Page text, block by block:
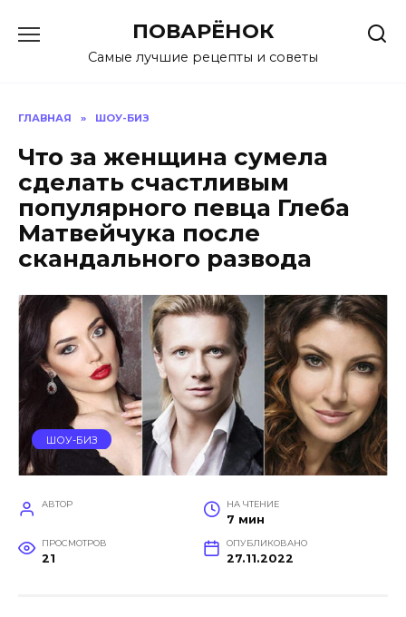
содержанию
ПОВАРЁНОК
Самые лучшие рецепты и советы
ГЛАВНАЯ » ШОУ-БИЗ
Что за женщина сумела
сделать счастливым
популярного певца Глеба
Матвейчука после
скандального развода
ШОУ-БИЗ
АВТОР НА ЧТЕНИЕ
7 мин
ПРОСМОТРОВ
21
ОПУБЛИКОВАНО
27.11.2022